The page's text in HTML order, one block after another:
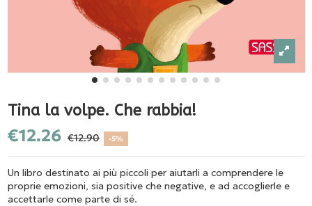
Tina la volpe. Che rabbia!
€12.26 €12.90 -5%
Un libro destinato ai più piccoli per aiutarli a comprendere le
proprie emozioni, sia positive che negative, e ad accoglierle e
accettarle come parte di sé.